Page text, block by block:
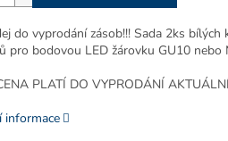
do vyprodání zásob!!! Sada 2ks bílých
pro bodovou LED žárovku GU10 nebo
PLATÍ DO VYPRODÁNÍ
informace